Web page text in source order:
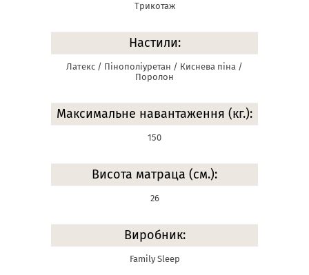
Трикотаж
Настили:
Латекс / Пінополіуретан / Киснева піна /
Поролон
Максимальне навантаження (кг.):
150
Висота матраца (см.):
26
Виробник:
Family Sleep